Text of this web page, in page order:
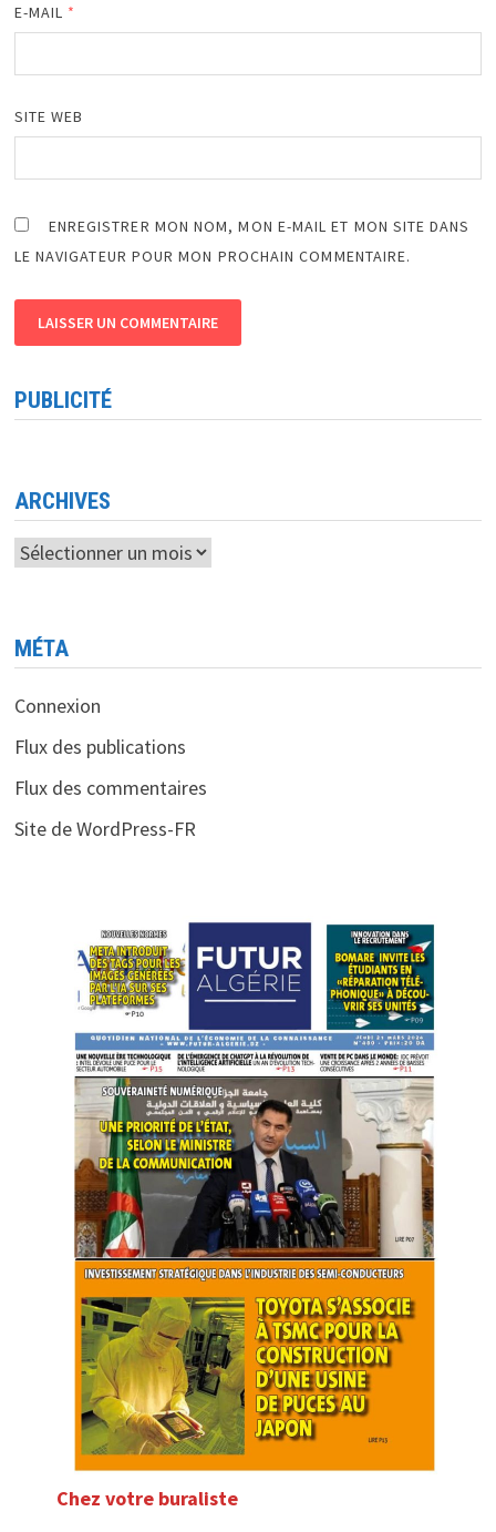
E-MAIL *
SITE WEB
ENREGISTRER MON NOM, MON E-MAIL ET MON SITE DANS
LE NAVIGATEUR POUR MON PROCHAIN COMMENTAIRE.
PUBLICITÉ
ARCHIVES
Archives
MÉTA
Connexion
Flux des publications
Flux des commentaires
Site de WordPress-FR
Chez votre buraliste